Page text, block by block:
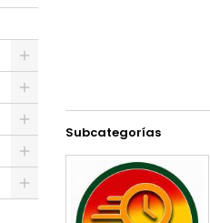
Subcategorías